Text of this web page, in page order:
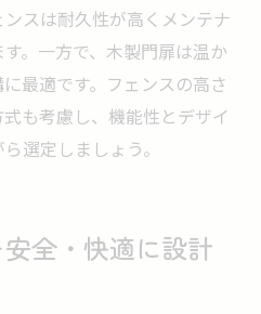
スは耐久性が高くメンテナ
。一方で、木製門扉は温か
最適です。フェンスの高さ
も考慮し、機能性とデザイ
選定しましょう。
全・快適に設計